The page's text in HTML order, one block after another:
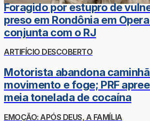
Foragido por estupro de
preso em Rondônia em
conjunta com o RJ
ARTIFÍCIO DESCOBERTO
Motorista abandona
movimento e foge; PRF
meia tonelada de cocaína
EMOÇÃO: APÓS DEUS, A FAMÍLIA